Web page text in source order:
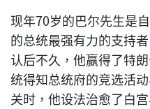
现年70岁的巴尔先生是
的总统最强有力的支持
认后不久，他赢得了特
统得知总统府的竞选活
关时，他设法治愈了白